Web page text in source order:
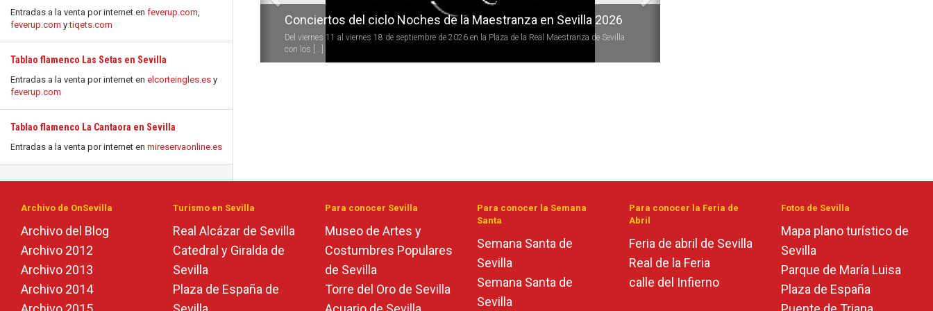
Entradas a la venta por internet en feverup.com,
feverup.com ytiqets.com
Tablao flamenco Las Setas en Sevilla
Entradas a la venta por internet en elcorteingles.es y
feverup.com
Tablao flamenco La Cantaora en Sevilla
Entradas a la venta por internet en mireservaonline.es
Conciertos del ciclo Noches de la Maestranza en Sevilla 2026
Del viernes 11 al viernes 18 de septiembre de 2026 en la Plaza de la Real Maestranza de Sevilla
con los [...]
Archivo de OnSevilla
Archivo del Blog
Archivo 2012
Archivo 2013
Archivo 2014
Turismo en Sevilla
Real Alcázar de Sevilla
Catedral y Giralda de
Sevilla
Plaza de España de
Para conocer Sevilla
Museo de Artes y
Costumbres Populares
de Sevilla
Torre del Oro de Sevilla
Para conocer la Semana
Santa
Semana Santa de
Sevilla
Semana Santa de
Sevilla
Para conocer la Feria de
Abril
Feria de abril de Sevilla
Real de la Feria
calle del Infierno
Fotos de Sevilla
Mapa plano turístico de
Sevilla
Parque de María Luisa
Plaza de España